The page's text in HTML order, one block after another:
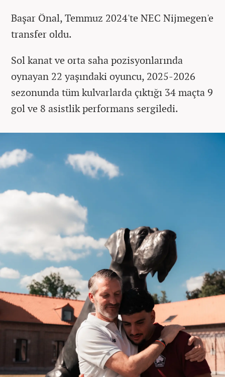
Başar Önal, Temmuz 2024'te NEC Nijmegen'e
transfer oldu.
Sol kanat ve orta saha pozisyonlarında
oynayan 22 yaşındaki oyuncu, 2025-2026
sezonunda tüm kulvarlarda çıktığı 34 maçta 9
gol ve 8 asistlik performans sergiledi.